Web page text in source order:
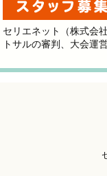
セリエネット（株式会
トサルの審判、大会運